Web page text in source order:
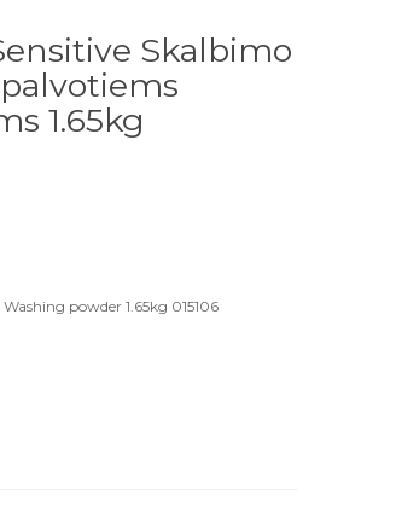
Skalbimo
1.65kg
powder 1.65kg 015106